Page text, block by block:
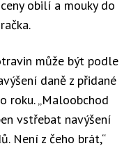
obilí a mouky do
může být podle
daně z přidané
roku. „Maloobchod
vstřebat navýšení
Není z čeho brát,“